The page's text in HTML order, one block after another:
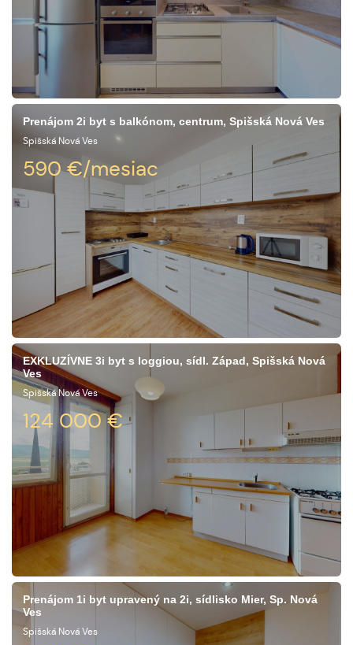
Prenájom 2i byt s balkónom, centrum, Spišská Nová Ves
Spišská Nová Ves
590€/mesiac
EXKLUZÍVNE 3i byt s loggiou, sídl. Západ, Spišská Nová
Ves
Spišská Nová Ves
124 000€
Prenájom 1i byt upravený na 2i, sídlisko Mier, Sp. Nová
Ves
Spišská Nová Ves